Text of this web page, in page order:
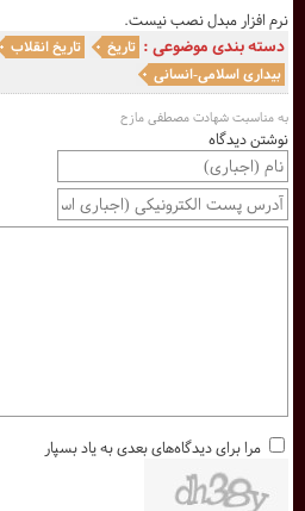
نرم افزار مبدل نصب نیست.
دسته بندی موضوعی : تاریخ تاریخ انقلاب
بیداری اسلامی-انسانی
به مناسبت شهادت مصطفی مازح
نوشتن دیدگاه
مرا برای دیدگاه‌های بعدی به یاد بسپار